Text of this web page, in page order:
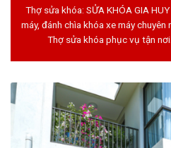
Thợ sửa khóa: SỬA KHÓA GIA
máy, đánh chìa khóa xe máy chuyên
Thợ sửa khóa phục vụ tận